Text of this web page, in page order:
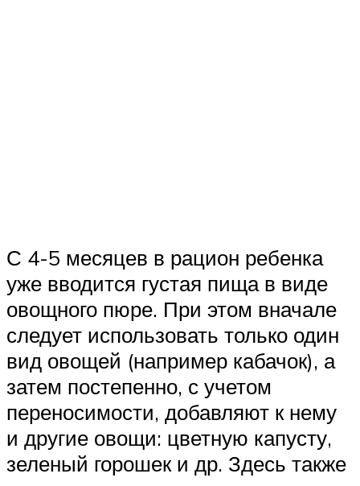
С 4-5 месяцев в рацион ребенка
уже вводится густая пища в виде
овощного пюре. При этом вначале
следует использовать только один
вид овощей (например кабачок), а
затем постепенно, с учетом
переносимости, добавляют к нему
и другие овощи: цветную капусту,
зеленый горошек и др. Здесь также